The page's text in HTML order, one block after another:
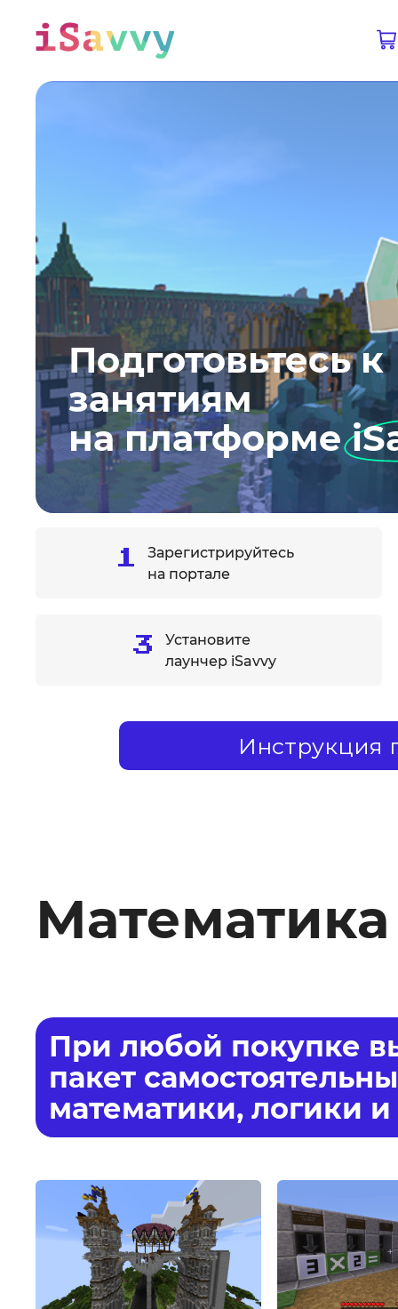
Обучайтесь вместе с платформой iSavvy
Подготовьтесь к
занятиям
на платформе
Зарегистрируйтесь
на портале
Установите
лаунчер iSavvy
Математика
При любой покупке
пакет
математики, логики